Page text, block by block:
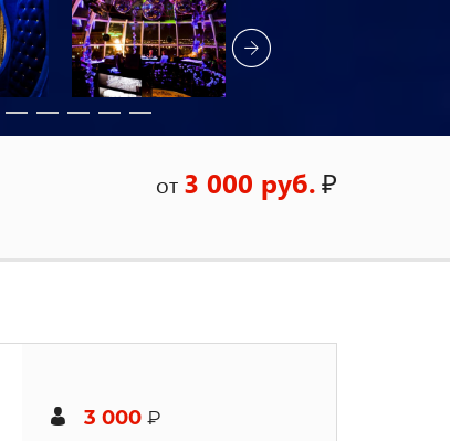
от 3 000 руб.₽
3 000 ₽